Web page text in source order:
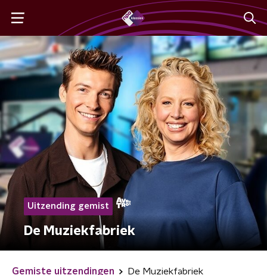
Uitzending gemist
De Muziekfabriek
Gemiste uitzendingen De Muziekfabriek